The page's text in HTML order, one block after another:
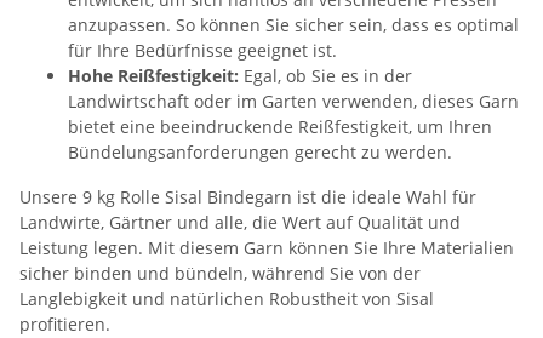
anzupassen. So können Sie sicher sein, dass es optimal
für Ihre Bedürfnisse geeignet ist.
Hohe Reißfestigkeit: Egal, ob Sie es in der
Landwirtschaft oder im Garten verwenden, dieses Garn
bietet eine beeindruckende Reißfestigkeit, um Ihren
Bündelungsanforderungen gerecht zu werden.
Unsere 9 kg Rolle Sisal Bindegarn ist die ideale Wahl für
Landwirte, Gärtner und alle, die Wert auf Qualität und
Leistung legen. Mit diesem Garn können Sie Ihre Materialien
sicher binden und bündeln, während Sie von der
Langlebigkeit und natürlichen Robustheit von Sisal
profitieren.